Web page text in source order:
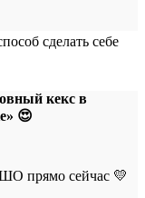
кекс в
😍
прямо сейчас 💛